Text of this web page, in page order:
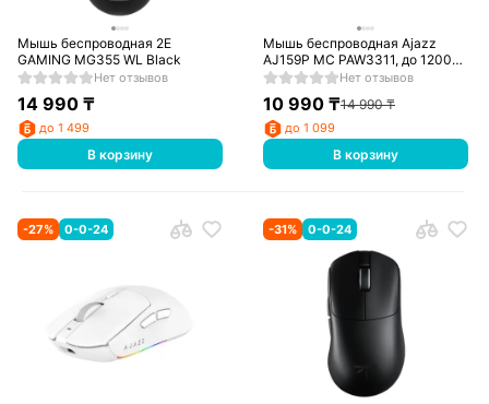
Мышь беспроводная 2E
GAMING MG355 WL Black
Нет отзывов
14 990₸
до 1 499
В корзину
Мышь беспроводная Ajazz
AJ159P MC PAW3311, до 12000
DPI, Беспроводная, USB, 2,4
Нет отзывов
10 990 ₸14 990₸
до 1 099
В корзину
-27% 0-0-24 -31% 0-0-24